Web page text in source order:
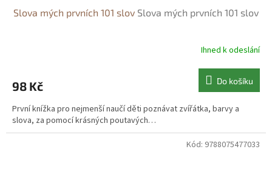
Slova mých prvních 101 slov Slova mých prvních 101 slov
Ihned k odeslání
98 Kč Do košíku
První knížka pro nejmenší naučí děti poznávat zvířátka, barvy a
slova, za pomocí krásných poutavých…
Kód: 9788075477033